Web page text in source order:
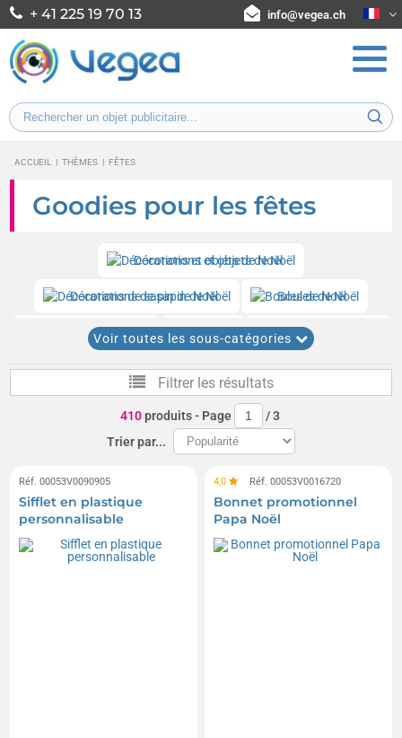
+ 41 225 19 70 13 info@vegea.ch
ACCUEIL | THÈMES | FÊTES
Goodies pour les fêtes
Décorations et objets de Noël
Décorations de sapin de Noël Boules de Noël
Chapeaux de fêtes Sifflets Chapeaux de Noël
Saint-Valentin Bonnets de père-noël Pâques
Trompettes et cornes de brume
Bottes de Noël et chaussettes de Noël
Guirlandes de Noël
Voir toutes les sous-catégories
Filtrer les résultats
410produits- Page /3
Trier par...
Réf. 00053V0090905
Sifflet en plastique
personnalisable
4,0 Réf. 00053V0016720
Bonnet promotionnel
Papa Noël